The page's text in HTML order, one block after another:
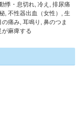
悸・息切れ, 冷え, 排尿痛
, 不性器出血（女性）, 生
痛み, 耳鳴り, 鼻のつま
が麻痺する